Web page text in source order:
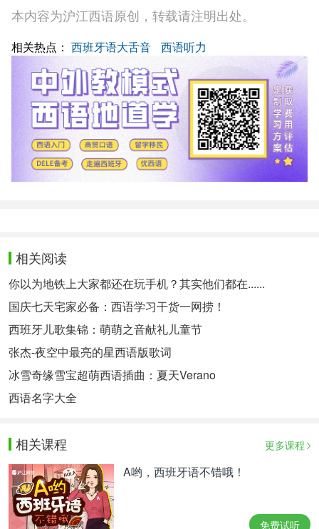
本内容为沪江西语原创，转载请注明出处。
相关热点： 西班牙语大舌音 西语听力
相关阅读
你以为地铁上大家都还在玩手机？其实他们都在......
国庆七天宅家必备：西语学习干货一网捞！
西班牙儿歌集锦：萌萌之音献礼儿童节
张杰-夜空中最亮的星西语版歌词
冰雪奇缘雪宝超萌西语插曲：夏天Verano
西语名字大全
相关课程 更多课程
A哟，西班牙语不错哦！
免费试听